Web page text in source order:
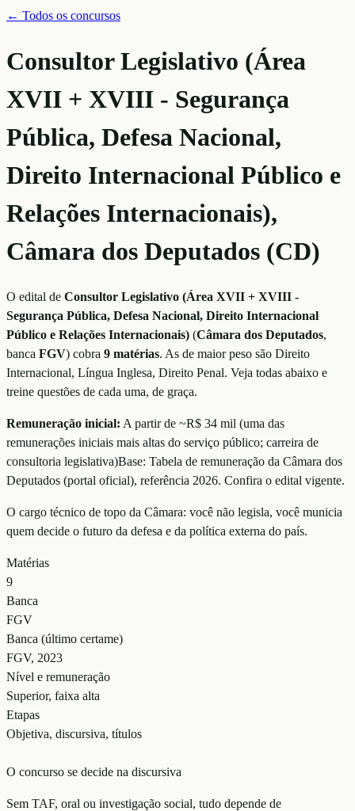
← Todos os concursos
Consultor Legislativo (Área
XVII + XVIII - Segurança
Pública, Defesa Nacional,
Direito Internacional Público e
Relações Internacionais),
Câmara dos Deputados (CD)
O edital de Consultor Legislativo (Área XVII + XVIII -
Segurança Pública, Defesa Nacional, Direito Internacional
Público e Relações Internacionais) (Câmara dos Deputados,
banca FGV) cobra 9 matérias. As de maior peso são Direito
Internacional, Língua Inglesa, Direito Penal. Veja todas abaixo e
treine questões de cada uma, de graça.
Remuneração inicial: A partir de ~R$ 34 mil (uma das
remunerações iniciais mais altas do serviço público; carreira de
consultoria legislativa)Base: Tabela de remuneração da Câmara dos
Deputados (portal oficial), referência 2026. Confira o edital vigente.
O cargo técnico de topo da Câmara: você não legisla, você municia
quem decide o futuro da defesa e da política externa do país.
Matérias
9
Banca
FGV
Banca (último certame)
FGV, 2023
Nível e remuneração
Superior, faixa alta
Etapas
Objetiva, discursiva, títulos
O concurso se decide na discursiva
Sem TAF, oral ou investigação social, tudo depende de